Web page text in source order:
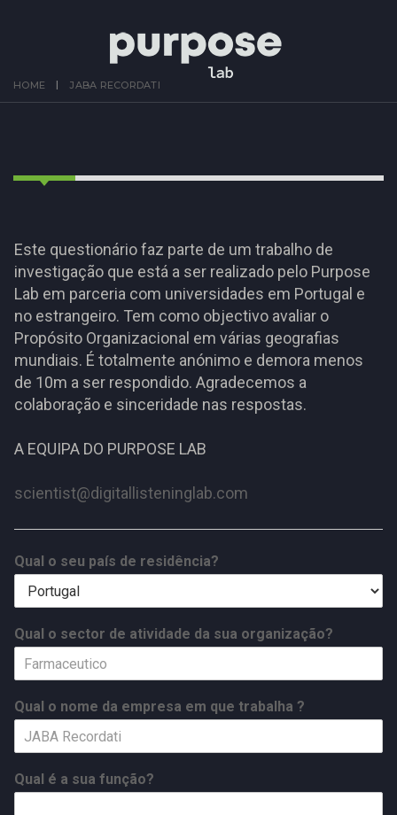
HOME JABA RECORDATI
Este questionário faz parte de um trabalho de
investigação que está a ser realizado pelo Purpose
Lab em parceria com universidades em Portugal e
no estrangeiro. Tem como objectivo avaliar o
Propósito Organizacional em várias geografias
mundiais. É totalmente anónimo e demora menos
de 10m a ser respondido. Agradecemos a
colaboração e sinceridade nas respostas.
A EQUIPA DO PURPOSE LAB
scientist@digitallisteninglab.com
Qual o seu país de residência?
Qual o sector de atividade da sua organização?
Qual o nome da empresa em que trabalha ?
Qual é a sua função?